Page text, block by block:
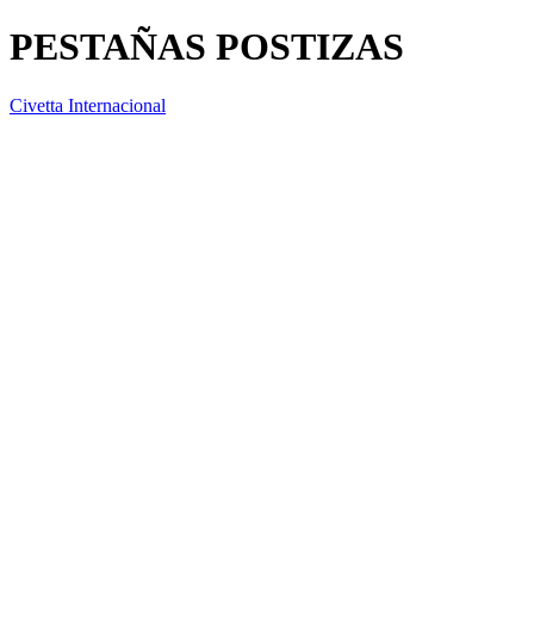
PESTAÑAS POSTIZAS
Civetta Internacional